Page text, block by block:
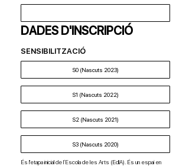
DADES D'INSCRIPCIÓ
SENSIBILITZACIÓ
S0 (Nascuts 2023)
S1 (Nascuts 2022)
S2 (Nascuts 2021)
S3 (Nascuts 2020)
És l'etapa inicial de l’Escola de les Arts (EdlA). És un espai en